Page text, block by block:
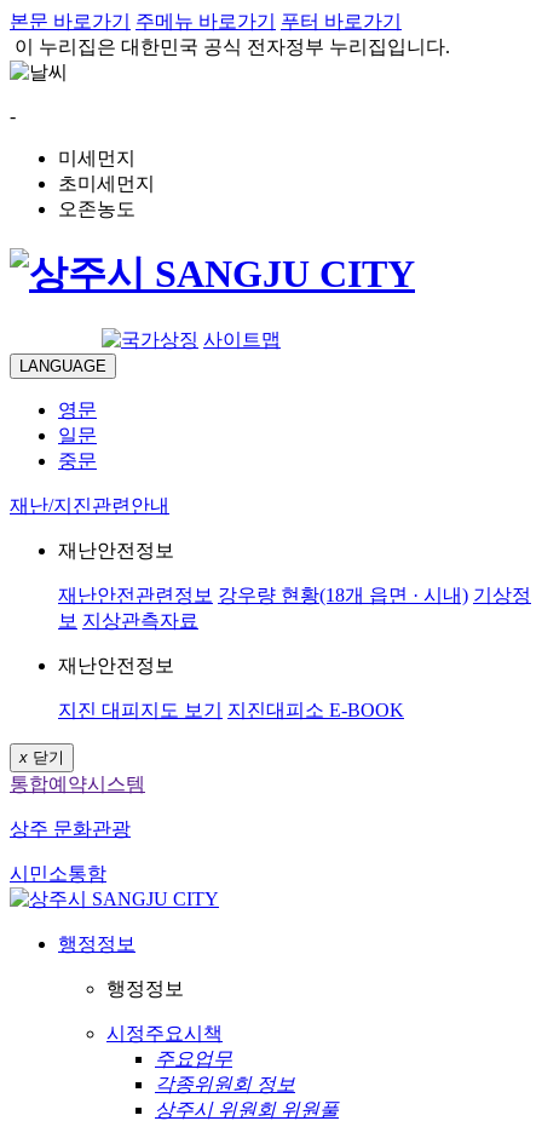
본문 바로가기 주메뉴 바로가기
푸터 바로가기
이 누리집은 대한민국 공식 전자정부 누리집입니다.
-
미세먼지
초미세먼지
오존농도
사이트맵
LANGUAGE
영문
일문
중문
재난/지진관련안내
재난안전정보
재난안전관련정보 강우량 현황(18개 읍면 · 시내) 기상정
보 지상관측자료
재난안전정보
지진 대피지도 보기 지진대피소 E-BOOK
x 닫기
통합예약시스템
상주 문화관광
시민소통함
행정정보
행정정보
시정주요시책
주요업무
각종위원회 정보
상주시 위원회 위원풀